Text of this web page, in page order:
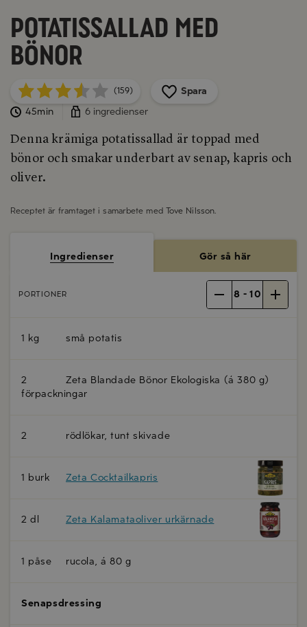
Potatissallad med
bönor
(159)
Spara
45min
6 ingredienser
Denna krämiga potatissallad är toppad med
bönor och smakar underbart av senap, kapris och
oliver.
Receptet är framtaget i samarbete med Tove Nilsson.
Ingredienser Gör så här
PORTIONER 8 - 10
1 kg små potatis
2
förpackningar
Zeta Blandade Bönor Ekologiska (á 380 g)
2 rödlökar, tunt skivade
1 burk Zeta Cocktailkapris
2 dl Zeta Kalamataoliver urkärnade
1 påse rucola, á 80 g
Senapsdressing